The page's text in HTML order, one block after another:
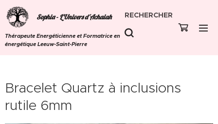
Sophia - L'Univers d'Achaiah
Thérapeute Energéticienne et Formatrice en
énergétique Leeuw-Saint-Pierre
RECHERCHER
Bracelet Quartz à inclusions
rutile 6mm